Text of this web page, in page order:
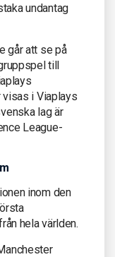
undantag
går att se på
till
visas i Viaplays
lag är
League-
inom den
hela världen.